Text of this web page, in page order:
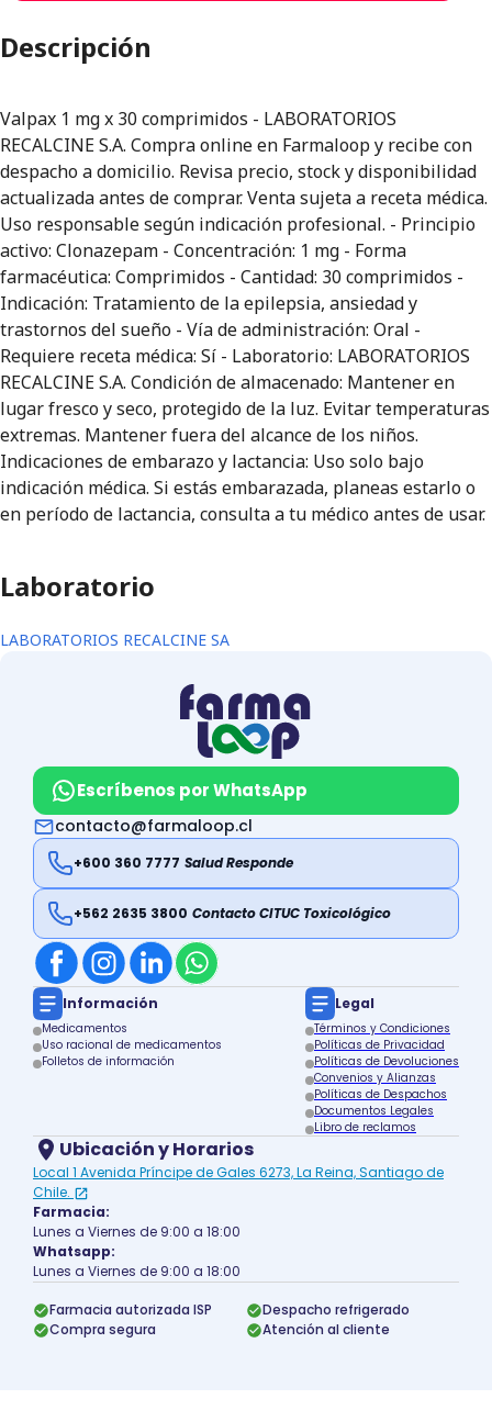
Descripción
Valpax 1 mg x 30 comprimidos - LABORATORIOS
RECALCINE S.A. Compra online en Farmaloop y recibe con
despacho a domicilio. Revisa precio, stock y disponibilidad
actualizada antes de comprar. Venta sujeta a receta médica.
Uso responsable según indicación profesional. - Principio
activo: Clonazepam - Concentración: 1 mg - Forma
farmacéutica: Comprimidos - Cantidad: 30 comprimidos -
Indicación: Tratamiento de la epilepsia, ansiedad y
trastornos del sueño - Vía de administración: Oral -
Requiere receta médica: Sí - Laboratorio: LABORATORIOS
RECALCINE S.A. Condición de almacenado: Mantener en
lugar fresco y seco, protegido de la luz. Evitar temperaturas
extremas. Mantener fuera del alcance de los niños.
Indicaciones de embarazo y lactancia: Uso solo bajo
indicación médica. Si estás embarazada, planeas estarlo o
en período de lactancia, consulta a tu médico antes de usar.
Laboratorio
LABORATORIOS RECALCINE SA
Escríbenos por WhatsApp
contacto@farmaloop.cl
+600 360 7777 Salud Responde
+562 2635 3800 Contacto CITUC Toxicológico
Información
Medicamentos
Uso racional de medicamentos
Folletos de información
Legal
Términos y Condiciones
Políticas de Privacidad
Políticas de Devoluciones
Convenios y Alianzas
Políticas de Despachos
Documentos Legales
Libro de reclamos
Ubicación y Horarios
Local 1 Avenida Príncipe de Gales 6273, La Reina, Santiago de
Chile.
Farmacia:
Lunes a Viernes de 9:00 a 18:00
Whatsapp:
Lunes a Viernes de 9:00 a 18:00
Farmacia autorizada ISP
Despacho refrigerado
Compra segura
Atención al cliente